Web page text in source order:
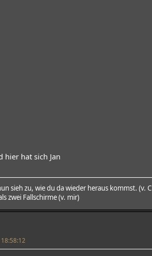
hier hat sich Jan
sieh zu, wie du da wieder heraus kommst. (v.
zwei Fallschirme (v. mir)